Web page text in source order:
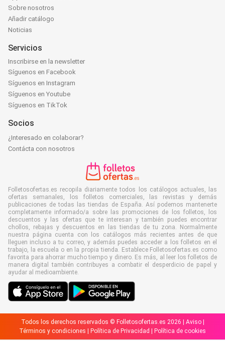
Sobre nosotros
Añadir catálogo
Noticias
Servicios
Inscribirse en la newsletter
Síguenos en Facebook
Síguenos en Instagram
Síguenos en Youtube
Síguenos en TikTok
Socios
¿Interesado en colaborar?
Contácta con nosotros
Folletosofertas.es recopila diariamente todos los catálogos actuales, las
ofertas semanales, los folletos comerciales, las revistas y demás
publicaciones de todas las tiendas de España. Así podemos mantenerte
completamente informado/a sobre las promociones de los folletos, los
descuentos y las ofertas que te interesan y también puedes encontrar
chollos, rebajas y descuentos en las tiendas de tu zona. Normalmente
nuestra página cuenta con los catálogos más recientes antes de que
lleguen incluso a tu correo, y además puedes acceder a los folletos en el
trabajo, la escuela o en la propia tienda. Establece Folletosofertas.es como
favorita para ahorrar mucho tiempo y dinero. Es más, al leer los folletos de
manera digital también contribuyes a combatir el desperdicio de papel y
ayudar al medioambiente.
Todos los derechos reservados © Folletosofertas.es 2026 | Aviso|
Términos y condiciones | Política de Privacidad | Política de cookies